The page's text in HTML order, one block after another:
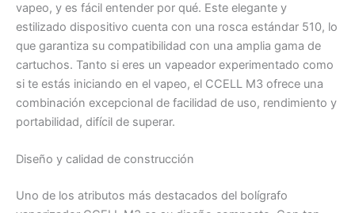
vapeo, y es fácil entender por qué. Este elegante y
estilizado dispositivo cuenta con una rosca estándar 510, lo
que garantiza su compatibilidad con una amplia gama de
cartuchos. Tanto si eres un vapeador experimentado como
si te estás iniciando en el vapeo, el CCELL M3 ofrece una
combinación excepcional de facilidad de uso, rendimiento y
portabilidad, difícil de superar.
Diseño y calidad de construcción
Uno de los atributos más destacados del bolígrafo